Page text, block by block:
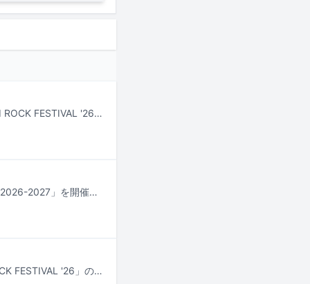
7月24日から26日まで新潟・苗場スキー場で行われる野外フェスティバル「FUJI ROCK FESTIVAL '26」より、Amazon Musicアプリ、Prime Video、Twitchでライブ配信されるアーティストとタイムテーブルがフェスの公式サイトにて公開された。
OGRE YOU ASSHOLEが9月よりワンマンツアー「OGRE YOU ASSHOLE TOUR 2026-2027」を開催する。
7月24日から26日まで新潟・苗場スキー場で行われる野外音楽フェス「FUJI ROCK FESTIVAL '26」のタイムテーブルが公開された。